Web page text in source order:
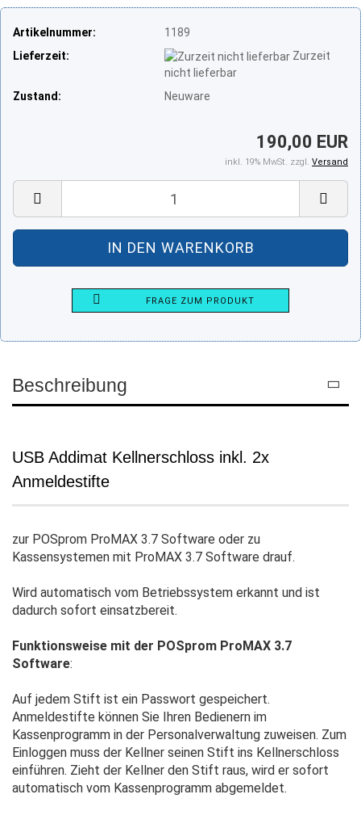
Artikelnummer:
1189
Lieferzeit:
Zurzeit
nicht lieferbar
Zustand:
Neuware
190,00 EUR
inkl. 19% MwSt. zzgl. Versand
FRAGE ZUM PRODUKT
Beschreibung
USB Addimat Kellnerschloss inkl. 2x
Anmeldestifte
zur POSprom ProMAX 3.7 Software oder zu
Kassensystemen mit ProMAX 3.7 Software drauf.
Wird automatisch vom Betriebssystem erkannt und ist
dadurch sofort einsatzbereit.
Funktionsweise mit der POSprom ProMAX 3.7
Software:
Auf jedem Stift ist ein Passwort gespeichert.
Anmeldestifte können Sie Ihren Bedienern im
Kassenprogramm in der Personalverwaltung zuweisen. Zum
Einloggen muss der Kellner seinen Stift ins Kellnerschloss
einführen. Zieht der Kellner den Stift raus, wird er sofort
automatisch vom Kassenprogramm abgemeldet.